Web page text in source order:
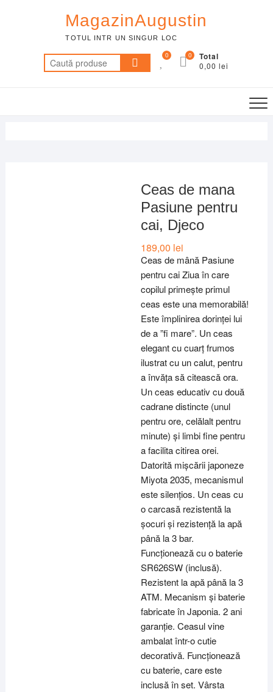
MagazinAugustin
TOTUL INTR UN SINGUR LOC
Caută
după:
0 Total
0,00 lei
0
Ceas de mana
Pasiune pentru
cai, Djeco
189,00 lei
Ceas de mână Pasiune
pentru cai Ziua în care
copilul primește primul
ceas este una memorabilă!
Este împlinirea dorinței lui
de a ”fi mare”. Un ceas
elegant cu cuarț frumos
ilustrat cu un calut, pentru
a învăța să citească ora.
Un ceas educativ cu două
cadrane distincte (unul
pentru ore, celălalt pentru
minute) și limbi fine pentru
a facilita citirea orei.
Datorită mișcării japoneze
Miyota 2035, mecanismul
este silențios. Un ceas cu
o carcasă rezistentă la
șocuri și rezistență la apă
până la 3 bar.
Funcționează cu o baterie
SR626SW (inclusă).
Rezistent la apă până la 3
ATM. Mecanism și baterie
fabricate în Japonia. 2 ani
garanție. Ceasul vine
ambalat într-o cutie
decorativă. Funcționează
cu baterie, care este
inclusă în set. Vârsta